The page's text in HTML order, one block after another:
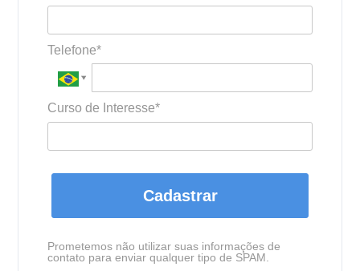
Telefone*
Curso de Interesse*
Cadastrar
Prometemos não utilizar suas informações de
contato para enviar qualquer tipo de SPAM.